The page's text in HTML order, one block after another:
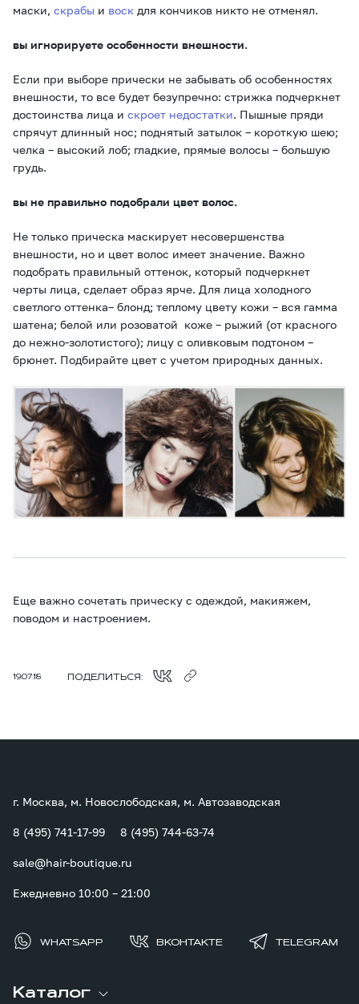
маски, скрабы и воск для кончиков никто не отменял.
вы игнорируете особенности внешности.
Если при выборе прически не забывать об особенностях
внешности, то все будет безупречно: стрижка подчеркнет
достоинства лица и скроет недостатки. Пышные пряди
спрячут длинный нос; поднятый затылок – короткую шею;
челка – высокий лоб; гладкие, прямые волосы – большую
грудь.
вы не правильно подобрали цвет волос.
Не только прическа маскирует несовершенства
внешности, но и цвет волос имеет значение. Важно
подобрать правильный оттенок, который подчеркнет
черты лица, сделает образ ярче. Для лица холодного
светлого оттенка– блонд; теплому цвету кожи – вся гамма
шатена; белой или розоватой коже – рыжий (от красного
до нежно-золотистого); лицу с оливковым подтоном –
брюнет. Подбирайте цвет с учетом природных данных.
Еще важно сочетать прическу с одеждой, макияжем,
поводом и настроением.
19.07.18 ПОДЕЛИТЬСЯ:
Каталог
г. Москва, м. Новослободская, м. Автозаводская
8 (495) 741-17-99 8 (495) 744-63-74
sale@hair-boutique.ru
Ежедневно 10:00 – 21:00
WHATSAPP ВКОНТАКТЕ TELEGRAM